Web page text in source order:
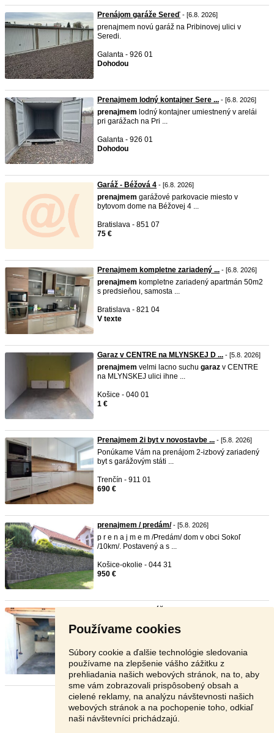
Používame cookies
Súbory cookie a ďalšie technológie sledovania
používame na zlepšenie vášho zážitku z
prehliadania našich webových stránok, na to, aby
sme vám zobrazovali prispôsobený obsah a
cielené reklamy, na analýzu návštevnosti našich
webových stránok a na pochopenie toho, odkiaľ
naši návštevníci prichádzajú.
Prenájom garáže Sereď - [6.8. 2026]
prenajmem novú garáž na Pribinovej ulici v
Seredi.
Galanta - 926 01
Dohodou
Prenajmem lodný kontajner Sere ... - [6.8. 2026]
prenajmem lodný kontajner umiestnený v arelái
pri garážach na Pri ...
Galanta - 926 01
Dohodou
Garáž - Béžová 4 - [6.8. 2026]
prenajmem garážové parkovacie miesto v
bytovom dome na Béžovej 4 ...
Bratislava - 851 07
75 €
Prenajmem kompletne zariadený ... - [6.8. 2026]
prenajmem kompletne zariadený apartmán 50m2
s predsieňou, samosta ...
Bratislava - 821 04
V texte
Garaz v CENTRE na MLYNSKEJ D ... - [5.8. 2026]
prenajmem velmi lacno suchu garaz v CENTRE
na MLYNSKEJ ulici ihne ...
Košice - 040 01
1 €
Prenajmem 2i byt v novostavbe ... - [5.8. 2026]
Ponúkame Vám na prenájom 2-izbový zariadený
byt s garážovým státi ...
Trenčín - 911 01
690 €
prenajmem / predám/- [5.8. 2026]
p r e n a j m e m /Predám/ dom v obci Sokoľ
/10km/. Postavený a s ...
Košice-okolie - 044 31
950 €
prenajmem
e garáž hneď pri Olympii v Poprade.
Má el. zásuvky, osve ...
Poprad - 058 01
Stránka: 1 2 3 Ďalšia